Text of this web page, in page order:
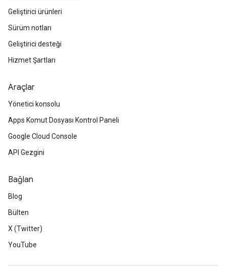
Geliştirici ürünleri
Sürüm notları
Geliştirici desteği
Hizmet Şartları
Araçlar
Yönetici konsolu
Apps Komut Dosyası Kontrol Paneli
Google Cloud Console
API Gezgini
Bağlan
Blog
Bülten
X (Twitter)
YouTube